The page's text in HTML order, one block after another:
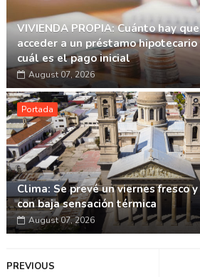
VIVIENDA PROPIA: Cuánto hay
acceder a un préstamo hipotecario
cuál es el pago inicial
August 07, 2026
Portada
Clima: Se prevé un viernes fresco
con baja sensación térmica
August 07, 2026
PREVIOUS